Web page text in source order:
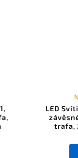
LED
trafa,